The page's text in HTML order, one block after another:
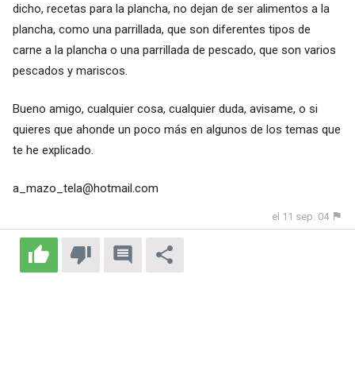
dicho, recetas para la plancha, no dejan de ser alimentos a la
plancha, como una parrillada, que son diferentes tipos de
carne a la plancha o una parrillada de pescado, que son varios
pescados y mariscos.
Bueno amigo, cualquier cosa, cualquier duda, avisame, o si
quieres que ahonde un poco más en algunos de los temas que
te he explicado.
a_mazo_tela@hotmail.com
el 11 sep. 04